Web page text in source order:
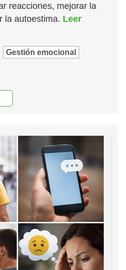
reacciones, mejorar la
la autoestima. Leer
Gestión emocional